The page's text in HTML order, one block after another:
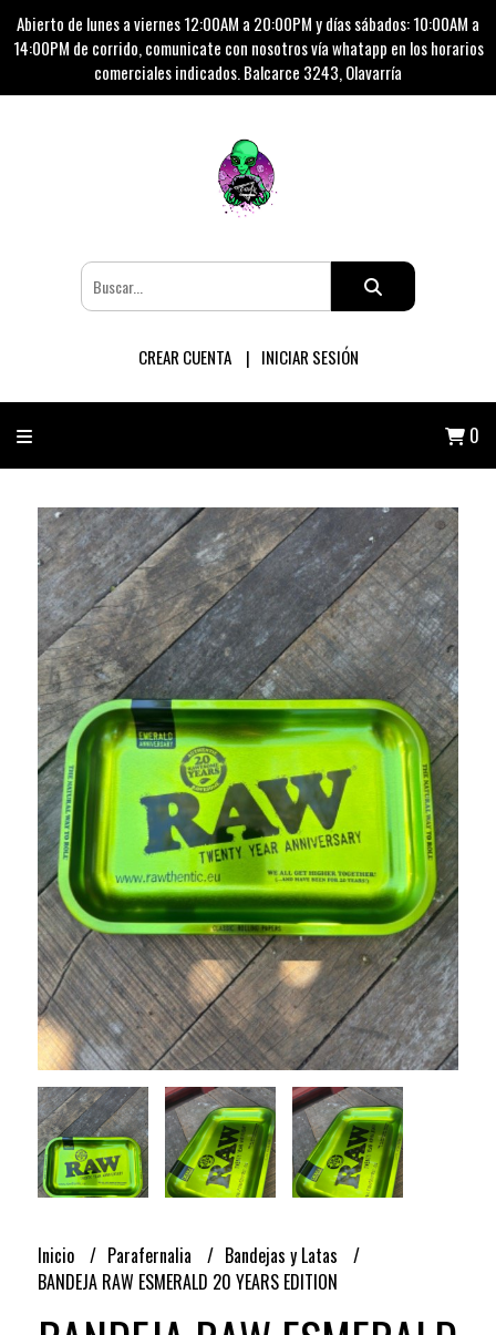
Abierto de lunes a viernes 12:00AM a 20:00PM y días sábados: 10:00AM a
14:00PM de corrido, comunicate con nosotros vía whatapp en los horarios
comerciales indicados. Balcarce 3243, Olavarría
CREAR CUENTA INICIAR SESIÓN
0
Inicio Parafernalia
Bandejas y Latas
BANDEJA RAW ESMERALD 20 YEARS EDITION